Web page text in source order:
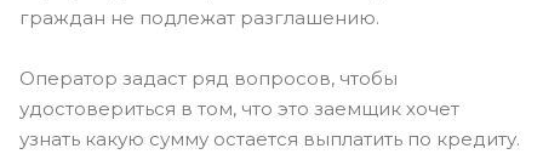
граждан не подлежат разглашению.
Оператор задаст ряд вопросов, чтобы
удостовериться в том, что это заемщик хочет
узнать какую сумму остается выплатить по кредиту.